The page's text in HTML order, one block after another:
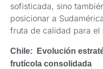
sofisticada, sino
posicionar a
fruta de calidad para el
Chile: Evolución
frutícola consolidada